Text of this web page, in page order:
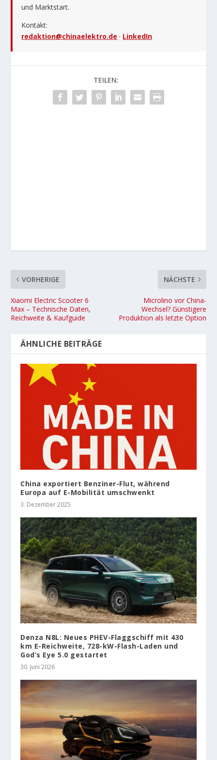
und Marktstart.
Kontakt:
redaktion@chinaelektro.de · LinkedIn
TEILEN:
VORHERIGE
Xiaomi Electric Scooter 6
Max – Technische Daten,
Reichweite & Kaufguide
NÄCHSTE
Microlino vor China-
Wechsel? Günstigere
Produktion als letzte Option
ÄHNLICHE BEITRÄGE
China exportiert Benziner-Flut, während
Europa auf E-Mobilität umschwenkt
3. Dezember 2025
Denza N8L: Neues PHEV-Flaggschiff mit 430
km E-Reichweite, 728-kW-Flash-Laden und
God’s Eye 5.0 gestartet
30. Juni 2026